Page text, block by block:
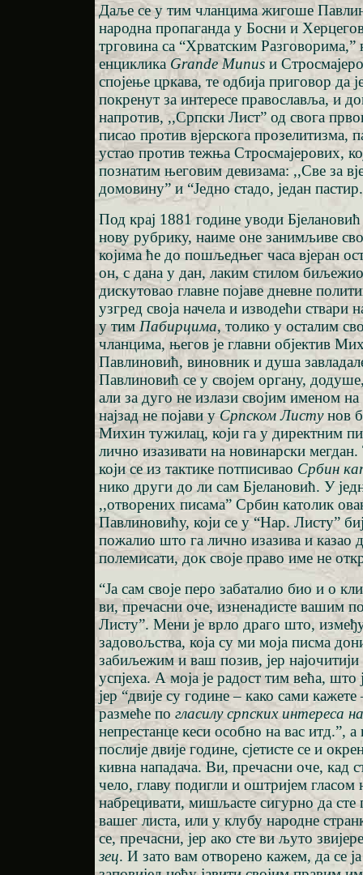
Даље се у тим чланцима жигоше
народна пропаганда у Босни и
трговина са “Хрватским Разговорима,”
енциклика Grande Munus и
спојење цркава, те одбија приговор да
покренут за интересе православља, и
напротив, ,,Српски Лист” од свога
писао против вјерскога прозелитизма,
устао против тежња Стросмајерових,
познатим његовим девизама: ,,Све за
домовину” и “Једно стадо, један
Под крај 1881 године уводи
нову рубрику, наиме оне занимљиве
којима ће до пошљедњег часа вјеран
он, с дана у дан, лаким стилом
дискутовао главне појаве дневне
узгред своја начела и изводећи ствари
у тим Пабирцима, толико у осталим
чланцима, његов је главни објектив
Павлиновић, виновник и душа
Павлиновић се у својем органу,
али за дуго не излази својим именом на
најзад не појави уСрпском Листунов
Михин тужилац, који га у директним
лично изазивати на новинарски мегдан.
који се из тактике потписивао Србин
нико други до ли сам Бјелановић. У
,,отворених писама” Србин католик
Павлиновићу, који се у “Нар. Листу”
пожалио што га лично изазива и казао
полемисати, док своје право име не
“Ја сам своје перо забаталио био и о
ви, пречасни оче, изненадисте вашим
Листу”. Мени је врло драго што,
задовољства, која су ми моја писма
забиљежим и ваш позив, јер најочитији
успјеха. А моја је радост тим већа, што
јер “двије су године – како сами кажете
размеће по гласилу српских интереса
непрестанце кеси особно на вас итд.”,
послије двије године, сјетисте се и
кивна нападача. Ви, пречасни оче, кад
чело, главу подигли и оштријем гласом
набрецивати, мишљасте сигурно да
вашег листа, или у клубу народне
се, пречасни, јер ако сте ви љуто
зец. И зато вам отворено кажем, да се